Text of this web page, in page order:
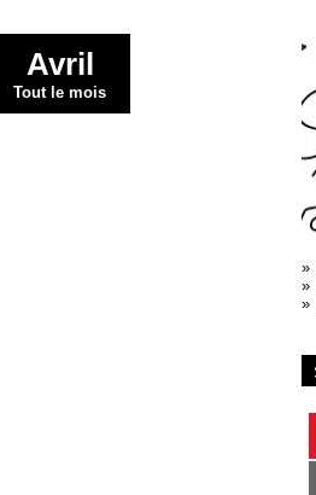
Avril
Tout le mois
»
»
»